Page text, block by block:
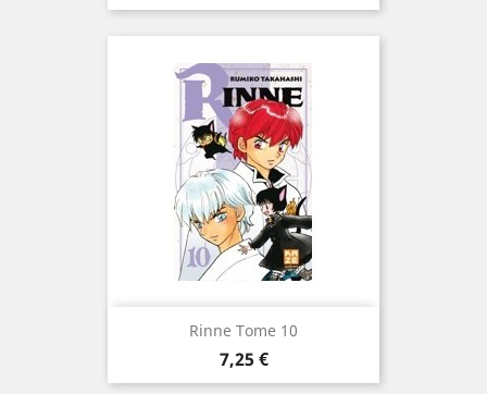
Rinne Tome 10
Prix
7,25 €